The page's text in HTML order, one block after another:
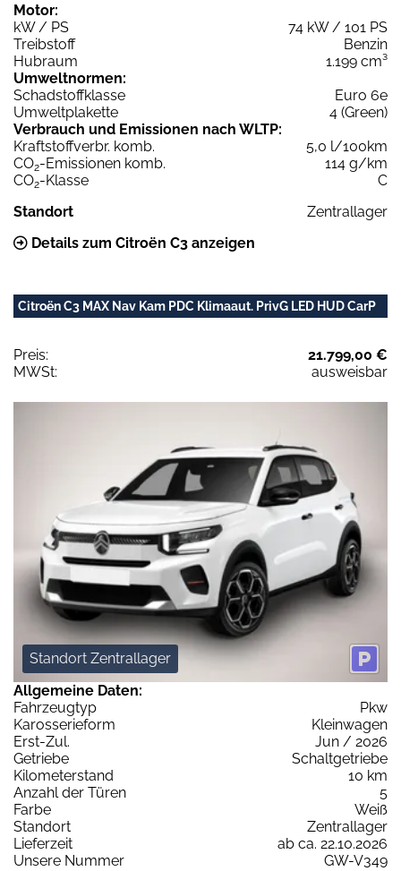
Motor:
kW / PS
74 kW / 101 PS
Treibstoff
Benzin
Hubraum
1.199 cm³
Umweltnormen:
Schadstoffklasse
Euro 6e
Umweltplakette
4 (Green)
Verbrauch und Emissionen nach WLTP:
Kraftstoffverbr. komb.
5,0 l/100km
CO2-Emissionen komb.
114 g/km
CO2-Klasse
C
Standort
Zentrallager
Details zum Citroën C3 anzeigen
Citroën C3 MAX Nav Kam PDC Klimaaut. PrivG LED HUD CarP
Preis:
21.799,00 €
MWSt:
ausweisbar
Standort Zentrallager
Allgemeine Daten:
Fahrzeugtyp
Pkw
Karosserieform
Kleinwagen
Erst-Zul.
Jun / 2026
Getriebe
Schaltgetriebe
Kilometerstand
10 km
Anzahl der Türen
5
Farbe
Weiß
Standort
Zentrallager
Lieferzeit
ab ca. 22.10.2026
Unsere Nummer
GW-V349